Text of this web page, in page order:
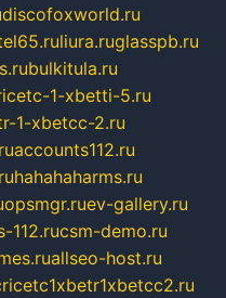
discofoxworld.ru
liura.ruglasspb.ru
bulkitula.ru
1-xbetti-5.ru
1-xbetcc-2.ru
accounts112.ru
hahahaharms.ru
opsmgr.ruev-gallery.ru
112.rucsm-demo.ru
allseo-host.ru